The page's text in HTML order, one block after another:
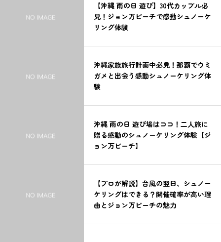
【沖縄 雨の日 遊び】30代カップル必
見！ジョン万ビーチで感動シュノーケ
リング体験
沖縄家族旅行計画中必見！那覇でウミ
ガメと出会う感動シュノーケリング体
験
沖縄 雨の日 遊び場はココ！二人旅に
贈る感動のシュノーケリング体験【ジ
ョン万ビーチ】
【プロが解説】台風の翌日、シュノー
ケリングはできる？開催確率が高い理
由とジョン万ビーチの魅力